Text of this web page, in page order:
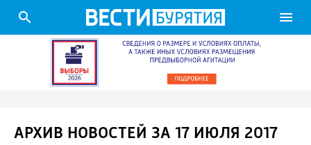
search menu
АРХИВ НОВОСТЕЙ ЗА 17 ИЮЛЯ 2017